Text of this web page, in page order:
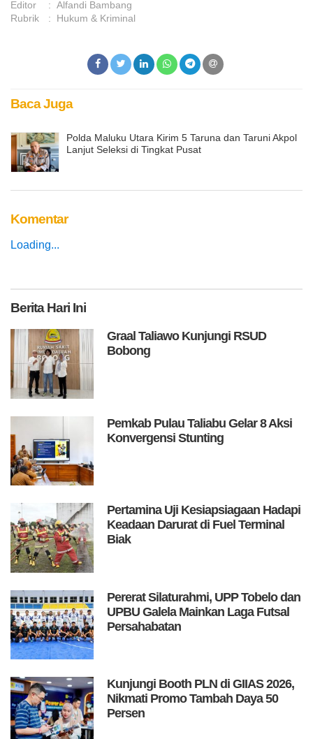
Editor : Alfandi Bambang
Rubrik
: Hukum & Kriminal
Baca Juga
Polda Maluku Utara Kirim 5 Taruna dan Taruni Akpol
Lanjut Seleksi di Tingkat Pusat
Komentar
Loading...
BeritaHari Ini
Graal Taliawo Kunjungi RSUD
Bobong
Pemkab Pulau Taliabu Gelar 8 Aksi
Konvergensi Stunting
Pertamina Uji Kesiapsiagaan Hadapi
Keadaan Darurat di Fuel Terminal
Biak
Pererat Silaturahmi, UPP Tobelo dan
UPBU Galela Mainkan Laga Futsal
Persahabatan
Kunjungi Booth PLN di GIIAS 2026,
Nikmati Promo Tambah Daya 50
Persen